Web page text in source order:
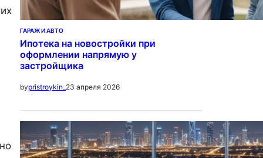
ГАРАЖ И АВТО
Ипотека на новостройки при
оформлении напрямую у
застройщика
bypristroykin_ 23 апреля 2026